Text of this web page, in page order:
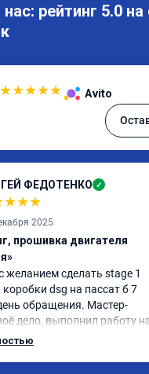
рейтинг 5.0 на
★★★★★ Avito
ФЕДОТЕНКО ✓
★★★
2025
прошивка двигателя
желанием сделать stage 1
коробки dsg на пассат б 7
обращения. Мастер-
дело, выполнил работу на
Через 1.5 часа (время на